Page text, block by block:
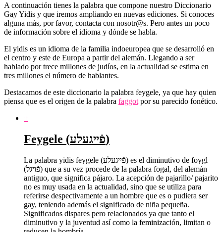
A continuación tienes la palabra que compone nuestro Diccionario
Gay Yidis y que iremos ampliando en nuevas ediciones. Si conoces
alguna más, por favor, contacta con nosotr@s. Pero antes un poco
de información sobre el idioma y dónde se habla.
El yidis es un idioma de la familia indoeuropea que se desarrolló en
el centro y este de Europa a partir del alemán. Llegando a ser
hablado por trece millones de judíos, en la actualidad se estima en
tres millones el número de hablantes.
Destacamos de este diccionario la palabra feygele, ya que hay quien
piensa que es el origen de la palabra faggot por su parecido fonético.
+
Feygele (פֿײגעלע)
La palabra yidis feygele (פֿײגעלע) es el diminutivo de foygl
(פֿויגל‎) que a su vez procede de la palabra fogal, del alemán
antiguo, que significa pájaro. La acepción de pajarillo/ pajarito
no es muy usada en la actualidad, sino que se utiliza para
referirse despectivamente a un hombre que es o pudiera ser
gay, teniendo además el significado de niña pequeña.
Significados dispares pero relacionados ya que tanto el
diminutivo y la juventud así como la feminización, limitan o